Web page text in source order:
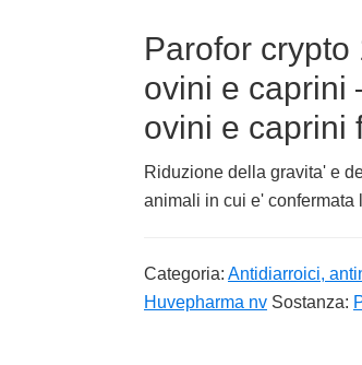
Parofor
ovini e caprini
ovini e caprini
Riduzione della gravita' e
animali in cui e'
Categoria: Antidiarroici,
Huvepharma nv Sostanza: